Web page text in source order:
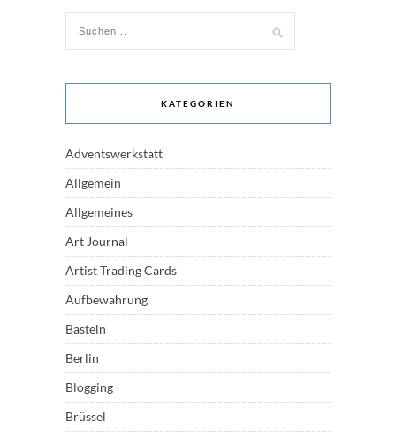
KATEGORIEN
Adventswerkstatt
Allgemein
Allgemeines
Art Journal
Artist Trading Cards
Aufbewahrung
Basteln
Berlin
Blogging
Brüssel